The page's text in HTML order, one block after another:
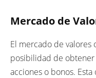
Mercado de
El mercado de valores
posibilidad de obtener
acciones o bonos.